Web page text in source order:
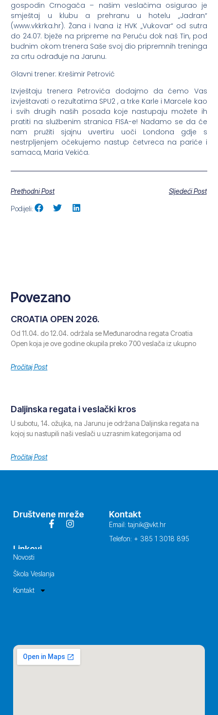
gospodin Crnogača – našim veslačima osigurao je
smještaj u klubu a prehranu u hotelu „Jadran“
(www.vkkrka.hr). Žana i Ivana iz HVK „Vukovar“ od sutra
do 24.07. bježe na pripreme na Peruću dok naš Tin, pod
budnim okom trenera Saše svoj dio pripremnih treninga
za crtu odrađuje na Jarunu.
Glavni trener: Krešimir Petrović
Izvještaju trenera Petrovića dodajmo da ćemo Vas
izvještavati o rezultatima SPU2 , a trke Karle i Marcele kao
i svih drugih naših posada koje nastupaju možete ih
pratiti na službenim stranica FISA-e! Nadamo se da će
nam pružiti sjajnu uvertiru uoči Londona gdje s
nestrpljenjem očekujemo nastup četvreca na pariće i
samaca, Maria Vekića.
Prethodni Post Sljedeći Post
Podijeli:
Povezano
CROATIA OPEN 2026.
Od 11.04. do 12.04. održala se Međunarodna regata Croatia
Open koja je ove godine okupila preko 700 veslača iz ukupno
Pročitaj Post
Daljinska regata i veslački kros
U subotu, 14. ožujka, na Jarunu je održana Daljinska regata na
kojoj su nastupili naši veslači u uzrasnim kategorijama od
Pročitaj Post
Društvene mreže Kontakt
Email: tajnik@vkt.hr
Telefon: + 385 1 3018 895
Linkovi
Novosti
Škola Veslanja
Kontakt